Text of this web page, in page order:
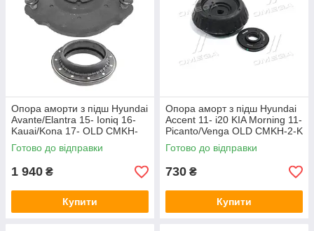
Опора аморти з підш Hyundai
Avante/Elantra 15- Ioniq 16-
Kauai/Kona 17- OLD CMKH-
19-K ; GA0
Готово до відправки
1 940 ₴
Купити
Опора аморт з підш Hyundai
Accent 11- i20 KIA Morning 11-
Picanto/Venga OLD CMKH-2-K
; GA0
Готово до відправки
730 ₴
Купити